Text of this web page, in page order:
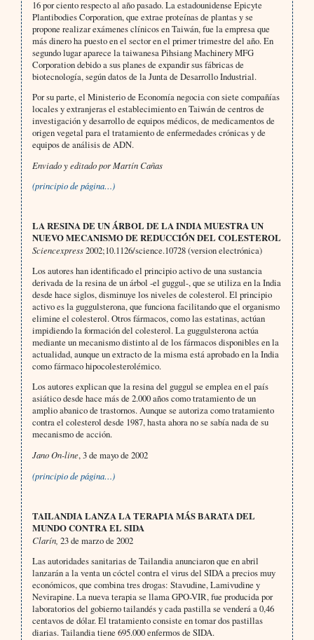
16 por ciento respecto al año pasado. La estadounidense Epicyte
Plantibodies Corporation, que extrae proteínas de plantas y se
propone realizar exámenes clínicos en Taiwán, fue la empresa que
más dinero ha puesto en el sector en el primer trimestre del año. En
segundo lugar aparece la taiwanesa Pihsiang Machinery MFG
Corporation debido a sus planes de expandir sus fábricas de
biotecnología, según datos de la Junta de Desarrollo Industrial.
Por su parte, el Ministerio de Economía negocia con siete compañías
locales y extranjeras el establecimiento en Taiwán de centros de
investigación y desarrollo de equipos médicos, de medicamentos de
origen vegetal para el tratamiento de enfermedades crónicas y de
equipos de análisis de ADN.
Enviado y editado por Martín Cañas
(principio de página…)
LA RESINA DE UN ÁRBOL DE LA INDIA MUESTRA UN
NUEVO MECANISMO DE REDUCCIÓN DEL COLESTEROL
Sciencexpress2002;10.1126/science.10728 (version electrónica)
Los autores han identificado el principio activo de una sustancia
derivada de la resina de un árbol -el guggul-, que se utiliza en la India
desde hace siglos, disminuye los niveles de colesterol. El principio
activo es la guggulsterona, que funciona facilitando que el organismo
elimine el colesterol. Otros fármacos, como las estatinas, actúan
impidiendo la formación del colesterol. La guggulsterona actúa
mediante un mecanismo distinto al de los fármacos disponibles en la
actualidad, aunque un extracto de la misma está aprobado en la India
como fármaco hipocolesterolémico.
Los autores explican que la resina del guggul se emplea en el país
asiático desde hace más de 2.000 años como tratamiento de un
amplio abanico de trastornos. Aunque se autoriza como tratamiento
contra el colesterol desde 1987, hasta ahora no se sabía nada de su
mecanismo de acción.
Jano On-line, 3 de mayo de 2002
(principio de página…)
TAILANDIA LANZA LA TERAPIA MÁS BARATA DEL
MUNDO CONTRA EL SIDA
Clarín, 23 de marzo de 2002
Las autoridades sanitarias de Tailandia anunciaron que en abril
lanzarán a la venta un cóctel contra el virus del SIDA a precios muy
económicos, que combina tres drogas: Stavudine, Lamivudine y
Nevirapine. La nueva terapia se llama GPO-VIR, fue producida por
laboratorios del gobierno tailandés y cada pastilla se venderá a 0,46
centavos de dólar. El tratamiento consiste en tomar dos pastillas
diarias. Tailandia tiene 695.000 enfermos de SIDA.